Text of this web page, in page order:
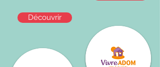
Découvrir